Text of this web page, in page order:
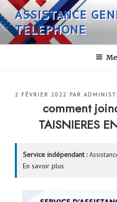
Aller
au
contenu
principal
ASSISTANCE
TELEPHONE
PUBLIÉ
2 FÉVRIER 2022 PAR
comment
TAISNIERES
Service indépendant :
En savoir plus